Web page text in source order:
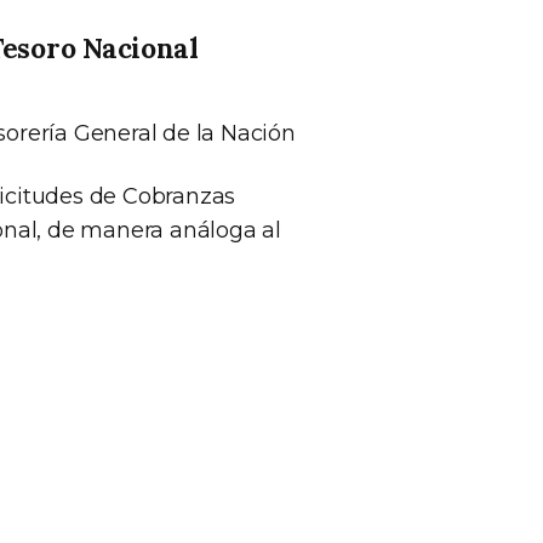
Nacional
General de la Nación
de Cobranzas
de manera análoga al